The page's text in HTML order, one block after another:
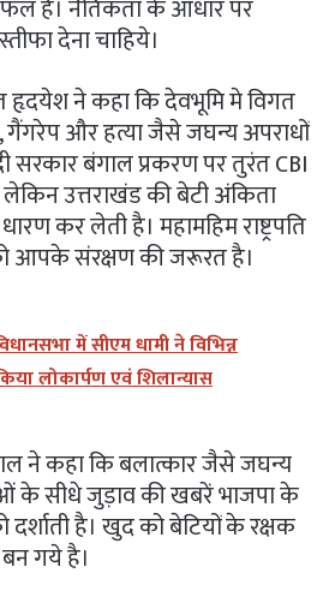
है। नैतिकता के आधार पर
देना चाहिये।
हृदयेश ने कहा कि देवभूमि मे विगत
और हत्या जैसे जघन्य अपराधों
सरकार बंगाल प्रकरण पर तुरंत CBI
उत्तराखंड की बेटी अंकिता
कर लेती है। महामहिम राष्ट्रपति
आपके संरक्षण की जरूरत है।
में सीएम धामी ने विभिन्न
लोकार्पण एवं शिलान्यास
ने कहा कि बलात्कार जैसे जघन्य
के सीधे जुड़ाव की खबरें भाजपा के
है। खुद को बेटियों के रक्षक
गये है।